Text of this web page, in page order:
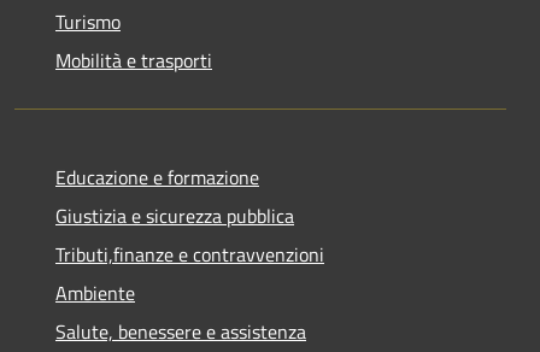
Turismo
Mobilità e trasporti
Educazione e formazione
Giustizia e sicurezza pubblica
Tributi,finanze e contravvenzioni
Ambiente
Salute, benessere e assistenza